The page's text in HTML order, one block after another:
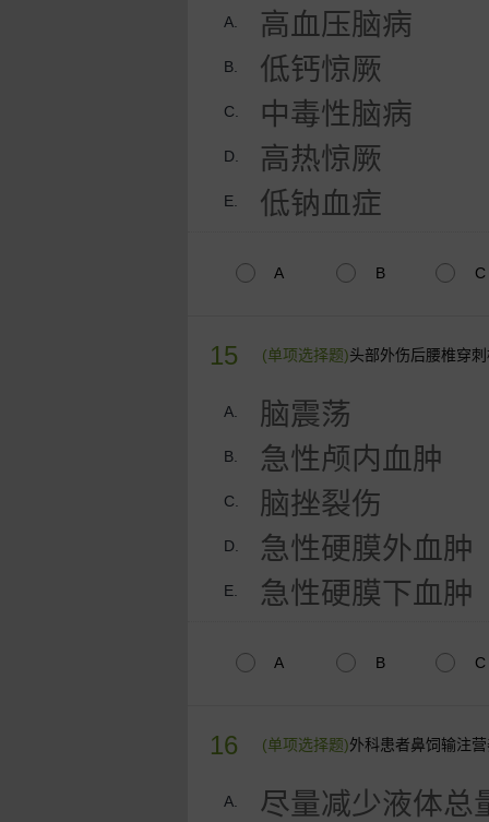
A. 高血压脑病
B. 低钙惊厥
C. 中毒性脑病
D. 高热惊厥
E. 低钠血症
A B C
15 (单项选择题)头部外伤后腰椎穿
A. 脑震荡
B. 急性颅内血肿
C. 脑挫裂伤
D. 急性硬膜外血肿
E. 急性硬膜下血肿
A B C
16 (单项选择题)外科患者鼻饲输注
A. 尽量减少液体总